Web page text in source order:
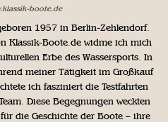
boote.de
1957 in Berlin-Zehlendorf.
Klassik-Boote.de widme ich mich
Erbe des Wassersports. In
meiner Tätigkeit im Großkauf
ich fasziniert die Testfahrten
Diese Begegnungen weckten
die Geschichte der Boote – ihre